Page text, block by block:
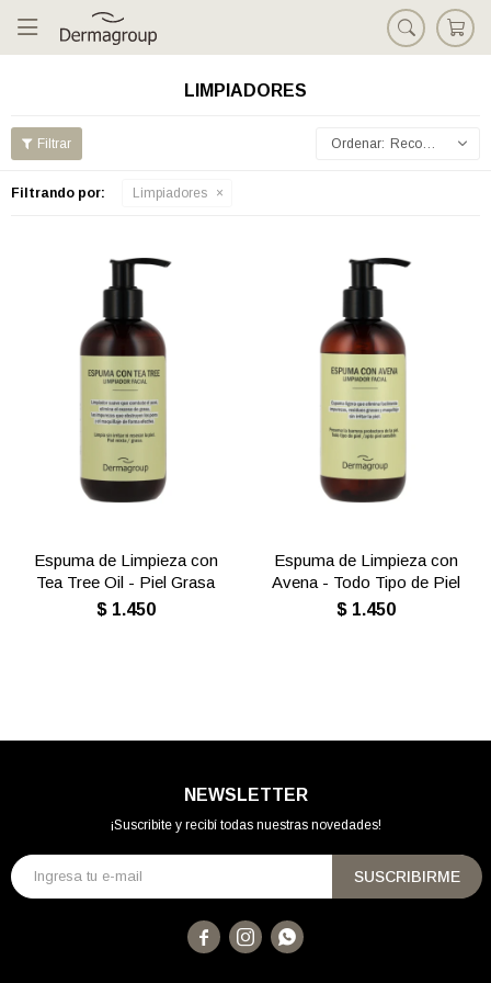

LIMPIADORES
Recomendados
Filtrando por: Limpiadores
Espuma de Limpieza con
Tea Tree Oil - Piel Grasa
$ 1.450
Espuma de Limpieza con
Avena - Todo Tipo de Piel
$ 1.450
NEWSLETTER
¡Suscribite y recibí todas nuestras novedades!
SUSCRIBIRME
  